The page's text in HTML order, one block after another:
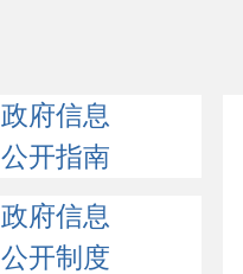
政府信息
公开指南
政府信息
公开制度